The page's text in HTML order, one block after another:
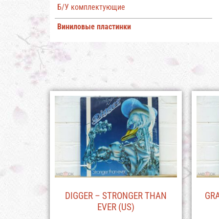
Б/У комплектующие
Виниловые пластинки
DIGGER – STRONGER THAN
EVER (US)